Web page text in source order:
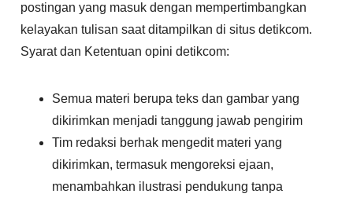
postingan yang masuk dengan mempertimbangkan
kelayakan tulisan saat ditampilkan di situs detikcom.
Syarat dan Ketentuan opini detikcom:
Semua materi berupa teks dan gambar yang
dikirimkan menjadi tanggung jawab pengirim
Tim redaksi berhak mengedit materi yang
dikirimkan, termasuk mengoreksi ejaan,
menambahkan ilustrasi pendukung tanpa